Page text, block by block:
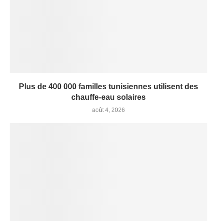
Plus de 400 000 familles tunisiennes utilisent des
chauffe-eau solaires
août 4, 2026